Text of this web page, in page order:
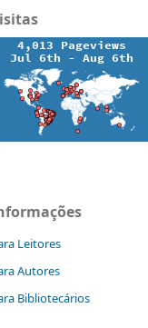
Leitores
Autores
Bibliotecários